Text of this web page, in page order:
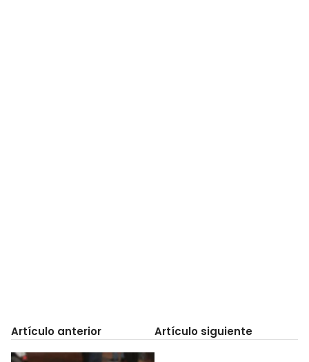
Artículo anterior Artículo siguiente